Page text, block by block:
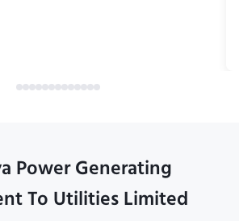
Power Generating
To Utilities Limited